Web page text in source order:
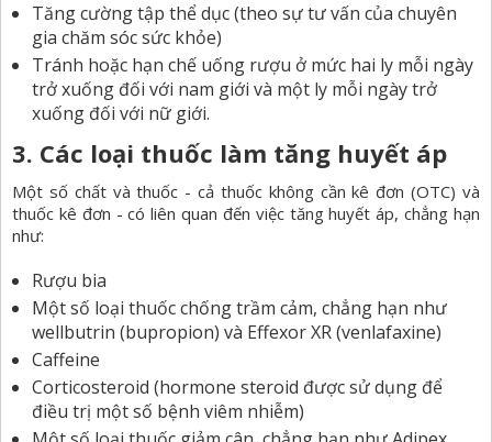
Tăng cường tập thể dục (theo sự tư vấn của chuyên
gia chăm sóc sức khỏe)
Tránh hoặc hạn chế uống rượu ở mức hai ly mỗi ngày
trở xuống đối với nam giới và một ly mỗi ngày trở
xuống đối với nữ giới.
3. Các loại thuốc làm tăng huyết áp
Một số chất và thuốc - cả thuốc không cần kê đơn (OTC) và
thuốc kê đơn - có liên quan đến việc tăng huyết áp, chẳng hạn
như:
Rượu bia
Một số loại thuốc chống trầm cảm, chẳng hạn như
wellbutrin (bupropion) và Effexor XR (venlafaxine)
Caffeine
Corticosteroid (hormone steroid được sử dụng để
điều trị một số bệnh viêm nhiễm)